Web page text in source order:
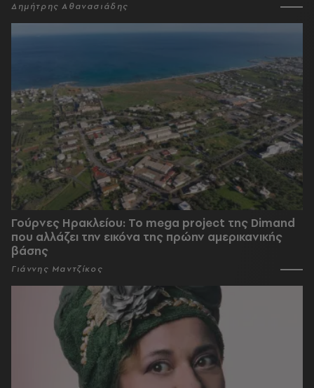
Δημήτρης Αθανασιάδης
Γούρνες Ηρακλείου: To mega project της Dimand
που αλλάζει την εικόνα της πρώην αμερικανικής
βάσης
Γιάννης Μαντζίκος